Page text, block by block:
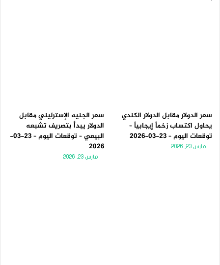
سعر الدولار مقابل الدولار الكندي
يحاول اكتساب زخماً إيجابياً –
توقعات اليوم – 23-03-2026
مارس 23, 2026
سعر الجنيه الإسترليني مقابل
الدولار يبدأ بتصريف تشبعه
البيعي – توقعات اليوم – 23-03-
2026
مارس 23, 2026